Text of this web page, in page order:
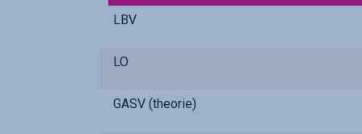
LBV
LO
GASV (theorie)